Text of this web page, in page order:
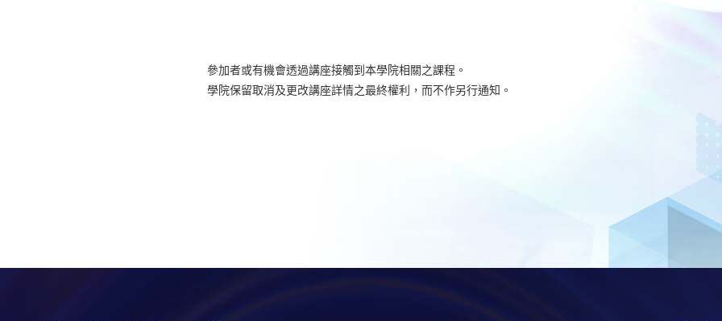
參加者或有機會透過講座接觸到本學院相關之課程。
學院保留取消及更改講座詳情之最終權利，而不作另行通知。